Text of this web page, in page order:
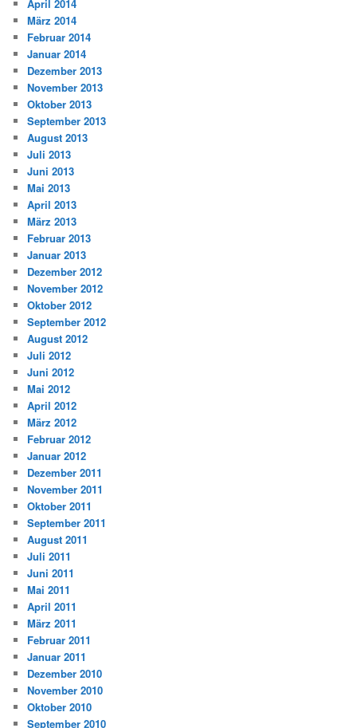
April 2014
März 2014
Februar 2014
Januar 2014
Dezember 2013
November 2013
Oktober 2013
September 2013
August 2013
Juli 2013
Juni 2013
Mai 2013
April 2013
März 2013
Februar 2013
Januar 2013
Dezember 2012
November 2012
Oktober 2012
September 2012
August 2012
Juli 2012
Juni 2012
Mai 2012
April 2012
März 2012
Februar 2012
Januar 2012
Dezember 2011
November 2011
Oktober 2011
September 2011
August 2011
Juli 2011
Juni 2011
Mai 2011
April 2011
März 2011
Februar 2011
Januar 2011
Dezember 2010
November 2010
Oktober 2010
September 2010